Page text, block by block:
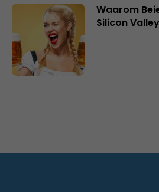
Waarom
Silicon Valley